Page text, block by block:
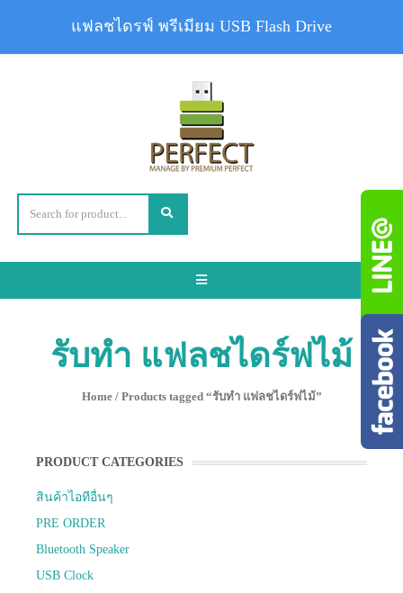
Toggle
รับทำ แฟลชไดร์ฟไม้
Home/ Products tagged “รับทำ แฟลชไดร์ฟไม้”
PRODUCT CATEGORIES
สินค้าไอทีอื่นๆ
PRE ORDER
Bluetooth Speaker
USB Clock
แฟลชไดรฟ์ พรีเมียม USB Flash Drive